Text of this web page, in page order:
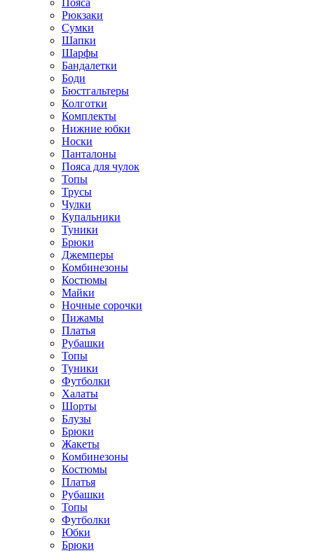
Рюкзаки
Сумки
Шапки
Шарфы
Бандалетки
Боди
Бюстгальтеры
Колготки
Комплекты
Нижние юбки
Носки
Панталоны
Поясa для чулок
Топы
Трусы
Чулки
Купальники
Туники
Брюки
Джемперы
Комбинезоны
Костюмы
Майки
Ночные сорочки
Пижамы
Платья
Рубашки
Топы
Туники
Футболки
Халаты
Шорты
Блузы
Брюки
Жакеты
Комбинезоны
Костюмы
Платья
Рубашки
Топы
Футболки
Юбки
Брюки